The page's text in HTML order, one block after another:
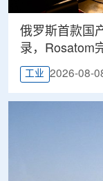
俄罗斯首款国
录，Rosatom
工业 2026-08-